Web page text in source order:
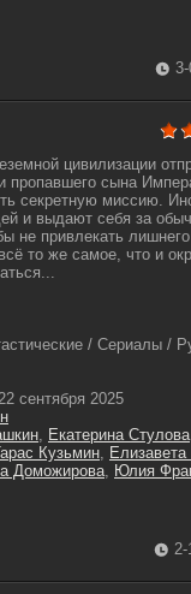
цивилизации
пропавшего сына
секретную миссию.
и выдают себя за
не привлекать
то же самое, что и
/ Сериалы /
сентября 2025
, Екатерина Стулова
Кузьмин, Елизавета
Доможирова, Юлия
2-